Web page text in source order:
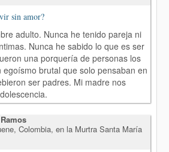
sin amor?
adulto. Nunca he tenido pareja ni
Nunca he sabido lo que es ser
una porquería de personas los
brutal que solo pensaban en
ser padres. Mi madre nos
Colombia, en la Murtra Santa María